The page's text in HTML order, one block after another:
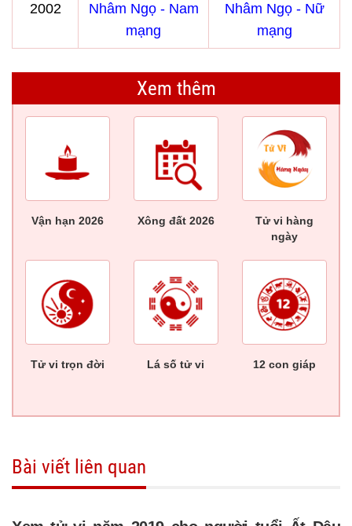
2002
Nhâm Ngọ - Nam
mạng
Nhâm Ngọ - Nữ
mạng
Xem thêm
Vận hạn 2026 Xông đất 2026
Tử vi hàng
ngày
Tử vi trọn đời Lá số tử vi 12 con giáp
Bài viết liên quan